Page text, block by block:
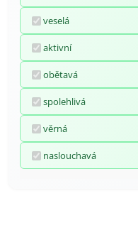
veselá
aktivní
obětavá
spolehlivá
věrná
naslouchavá